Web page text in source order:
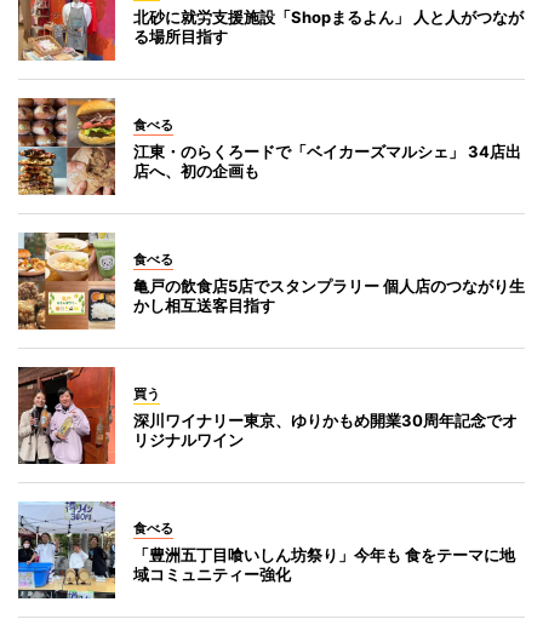
北砂に就労支援施設「Shopまるよん」 人と人がつなが
る場所目指す
食べる
江東・のらくろードで「ベイカーズマルシェ」 34店出
店へ、初の企画も
食べる
亀戸の飲食店5店でスタンプラリー 個人店のつながり生
かし相互送客目指す
買う
深川ワイナリー東京、ゆりかもめ開業30周年記念でオ
リジナルワイン
食べる
「豊洲五丁目喰いしん坊祭り」今年も 食をテーマに地
域コミュニティー強化